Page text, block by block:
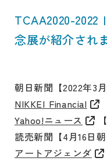
TCAA2020-2022
念展が紹介され
朝日新聞【2022年3月
NIKKEI Financial
Yahoo!ニュース
読売新聞【4月16日朝
アートアジェンダ